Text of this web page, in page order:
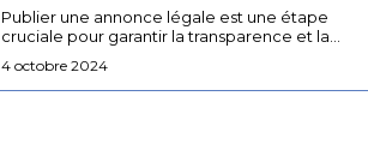
Publier une annonce légale est une étape
cruciale pour garantir la transparence et la...
4 octobre 2024